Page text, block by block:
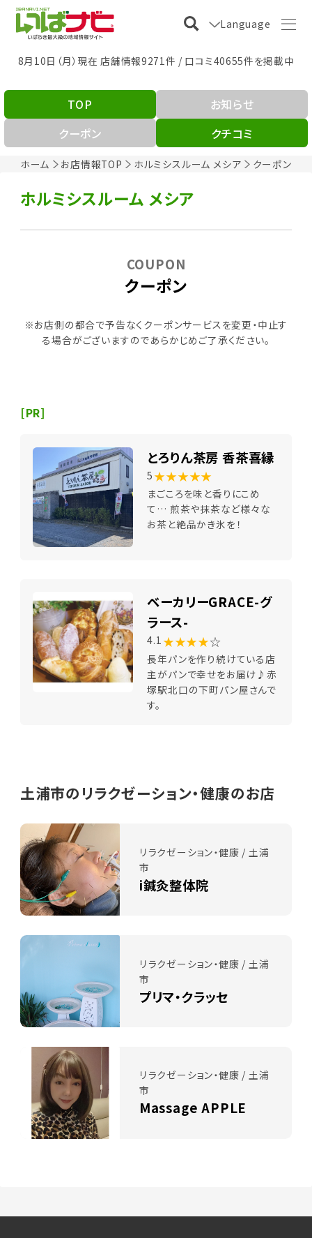
Language
8月10日（月）現在 店舗情報9271件 / 口コミ40655件を掲載中
ホーム お店情報TOP ホルミシスルーム メシア クーポン
TOP
お知らせ
クーポン
クチコミ
ホルミシスルーム メシア
クーポン
COUPON
※お店側の都合で予告なくクーポンサービスを変更・中止す
る場合がございますのであらかじめご了承ください。
[PR]
とろりん茶房 香茶喜縁
5 ★★★★★
まごころを味と香りにこめ
て… 煎茶や抹茶など様々な
お茶と絶品かき氷を！
ベーカリーGRACE-グ
ラース-
4.1 ★★★★☆
長年パンを作り続けている店
主がパンで幸せをお届け♪赤
塚駅北口の下町パン屋さんで
す。
土浦市のリラクゼーション・健康のお店
リラクゼーション・健康 / 土浦
市
i鍼灸整体院
リラクゼーション・健康 / 土浦
市
プリマ・クラッセ
リラクゼーション・健康 / 土浦
市
Massage APPLE